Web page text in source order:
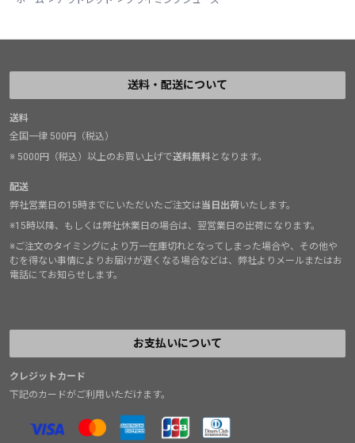
送料・配送について
送料
全国一律 500円（税込）
※ 5000円（税込）以上のお買い上げで送料無料となります。
配送
弊社営業日の15時までにいただいたご注文は当日出荷いたします。
※15時以降、もしくは弊社休業日の場合は、翌営業日の出荷になります。
※ご注文のタイミングにより万一在庫切れとなってしまった場合や、その他や
むを得ない事情によりお届けが遅くなる場合などは、弊社よりメールまたはお
電話にてお知らせします。
お支払いについて
クレジットカード
下記のカードがご利用いただけます。